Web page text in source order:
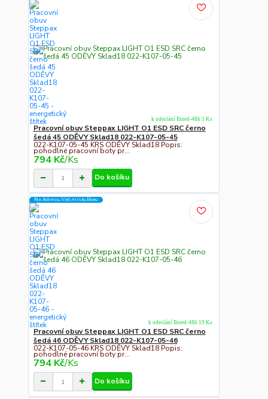
Pracovní obuv Steppax LIGHT O1 ESD SRC černo
šedá 45 ODĚVY Sklad18 022-K107-05-45
022-K107-05-45 KRS ODĚVY Sklad18 Popis:
pohodlné pracovní boty pr...
794 Kč/Ks
k odeslání Ihned-48h 5 Ks
Do košíku
Na Adresu,Výd.místo,Boxu
Pracovní obuv Steppax LIGHT O1 ESD SRC černo
šedá 46 ODĚVY Sklad18 022-K107-05-46
022-K107-05-46 KRS ODĚVY Sklad18 Popis:
pohodlné pracovní boty pr...
794 Kč/Ks
k odeslání Ihned-48h 19 Ks
Do košíku